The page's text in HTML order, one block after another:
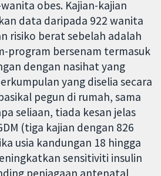
obes. Kajian-kajian
data daripada 922 wanita
risiko berat sebelah adalah
program bersenam termasuk
dengan nasihat yang
yang diselia secara
pegun di rumah, sama
seliaan, tiada kesan jelas
(tiga kajian dengan 826
usia kandungan 18 hingga
sensitiviti insulin
penjagaan antenatal